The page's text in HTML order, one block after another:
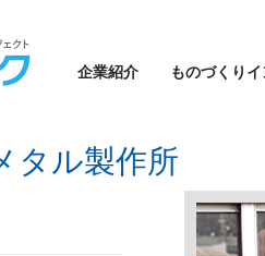
企業紹介 ものづくり
タル製作所